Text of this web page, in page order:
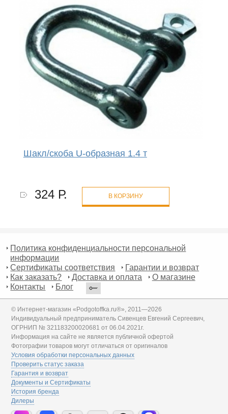
Шакл/скоба U-образная 1.4 т
324 Р. В КОРЗИНУ
Политика конфиденциальности персональной
информации
Сертификаты соответствия
Гарантии и возврат
Как заказать?
Доставка и оплата
О магазине
Контакты
Блог
© Интернет-магазин «Podgotoffka.ru®», 2011—2026
Индивидуальный предприниматель Сивенцев Евгений Сергеевич,
ОГРНИП № 321183200020681 от 06.04.2021г.
Информация на сайте не является публичной офертой
Фотографии товаров могут отличаться от оригиналов
Условия обработки персональных данных
Проверить статус заказа
Гарантия и возврат
Документы и Сертификаты
История бренда
Дилеры